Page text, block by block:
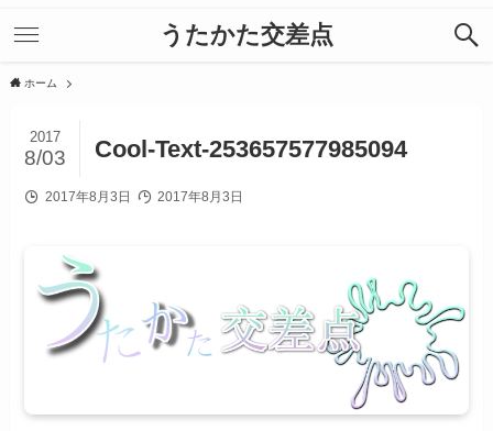
うたかた交差点
ホーム
Cool-Text-253657577985094
2017
8/03
2017年8月3日 2017年8月3日